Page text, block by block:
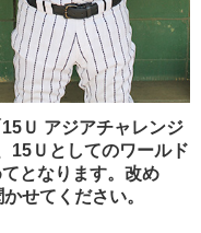
Ｕ アジアチャレンジ
15Ｕとしてのワールド
となります。改め
せてください。